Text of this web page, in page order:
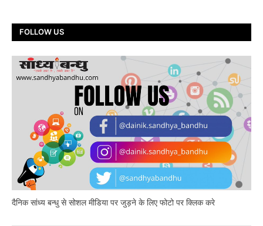
FOLLOW US
दैनिक सांध्य बन्धु से सोशल मीडिया पर जुड़ने के लिए फोटो पर क्लिक करे